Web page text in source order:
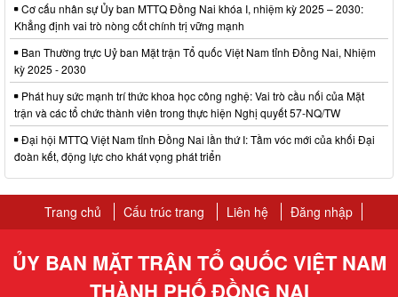
Cơ cấu nhân sự Ủy ban MTTQ Đồng Nai khóa I, nhiệm kỳ 2025 – 2030:
Khẳng định vai trò nòng cốt chính trị vững mạnh
Ban Thường trực Uỷ ban Mặt trận Tổ quốc Việt Nam tỉnh Đồng Nai, Nhiệm
kỳ 2025 - 2030
Phát huy sức mạnh trí thức khoa học công nghệ: Vai trò cầu nối của Mặt
trận và các tổ chức thành viên trong thực hiện Nghị quyết 57-NQ/TW
Đại hội MTTQ Việt Nam tỉnh Đồng Nai lần thứ I: Tầm vóc mới của khối Đại
đoàn kết, động lực cho khát vọng phát triển
Trang chủ Cấu trúc trang Liên hệ Đăng nhập
ỦY BAN MẶT TRẬN TỔ QUỐC VIỆT NAM
THÀNH PHỐ ĐỒNG NAI